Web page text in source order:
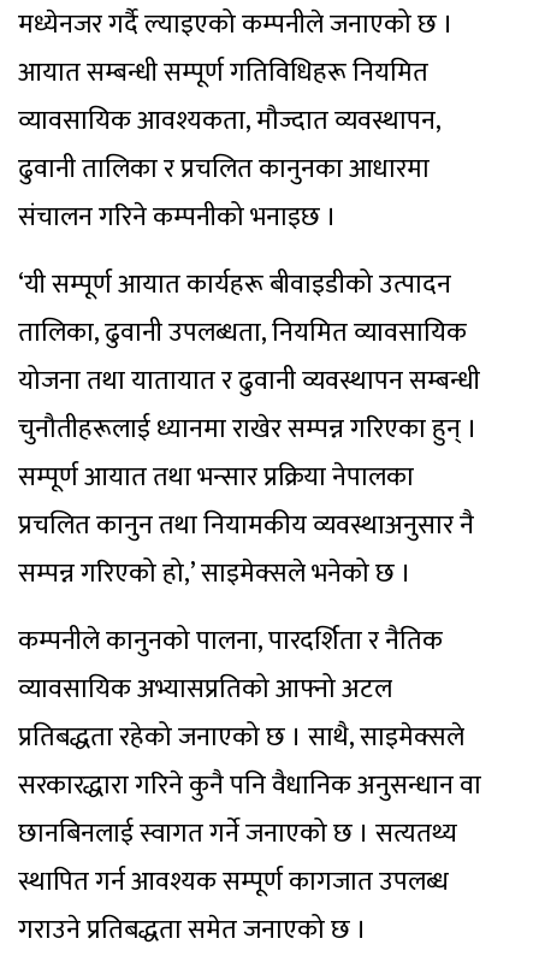
मध्येनजर गर्दै ल्याइएको कम्पनीले जनाएको छ ।
आयात सम्बन्धी सम्पूर्ण गतिविधिहरू नियमित
व्यावसायिक आवश्यकता, मौज्दात व्यवस्थापन,
ढुवानी तालिका र प्रचलित कानुनका आधारमा
संचालन गरिने कम्पनीको भनाइछ ।
‘यी सम्पूर्ण आयात कार्यहरू बीवाइडीको उत्पादन
तालिका, ढुवानी उपलब्धता, नियमित व्यावसायिक
योजना तथा यातायात र ढुवानी व्यवस्थापन सम्बन्धी
चुनौतीहरूलाई ध्यानमा राखेर सम्पन्न गरिएका हुन् ।
सम्पूर्ण आयात तथा भन्सार प्रक्रिया नेपालका
प्रचलित कानुन तथा नियामकीय व्यवस्थाअनुसार नै
सम्पन्न गरिएको हो,’ साइमेक्सले भनेको छ ।
कम्पनीले कानुनको पालना, पारदर्शिता र नैतिक
व्यावसायिक अभ्यासप्रतिको आफ्नो अटल
प्रतिबद्धता रहेको जनाएको छ । साथै, साइमेक्सले
सरकारद्धारा गरिने कुनै पनि वैधानिक अनुसन्धान वा
छानबिनलाई स्वागत गर्ने जनाएको छ । सत्यतथ्य
स्थापित गर्न आवश्यक सम्पूर्ण कागजात उपलब्ध
गराउने प्रतिबद्धता समेत जनाएको छ ।